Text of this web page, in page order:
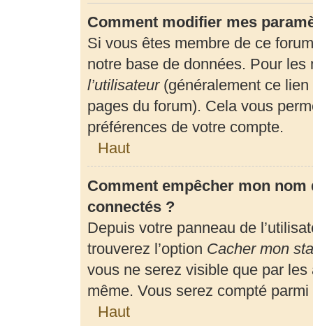
Comment modifier mes
Si vous êtes membre de ce
notre base de données. Pour
l’utilisateur(généralement ce lien
pages du forum). Cela vous
préférences de votre compte.
Haut
Comment empêcher mon
connectés ?
Depuis votre panneau de
trouverez l’option Cacher mon
vous ne serez visible que par
même. Vous serez compté
Haut